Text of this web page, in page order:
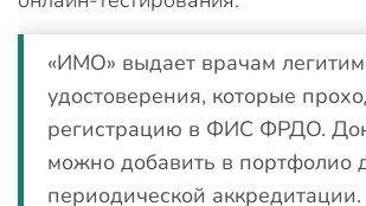
«ИМО» выдает врачам
удостоверения, которые
регистрацию в ФИС ФРДО.
можно добавить в портфолио
периодической аккредитации.